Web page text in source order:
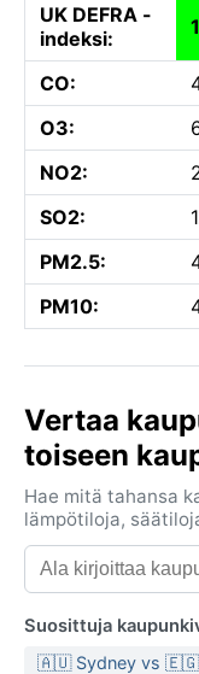
UK DEFRA -
indeksi:
CO:
O3:
NO2:
SO2:
PM2.5:
PM10:
Vertaa
toiseen
Hae mitä tahansa
lämpötiloja,
Suosittuja
🇦🇺 Sydney vs 🇪🇬